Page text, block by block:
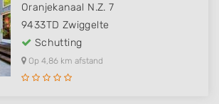
Oranjekanaal N.Z. 7
9433TD Zwiggelte
Schutting
Op 4,86 km afstand